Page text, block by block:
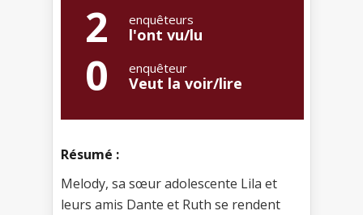
2 enquêteurs
l'ont vu/lu
0 enquêteur
Veut la voir/lire
Résumé :
Melody, sa sœur adolescente Lila et
leurs amis Dante et Ruth se rendent